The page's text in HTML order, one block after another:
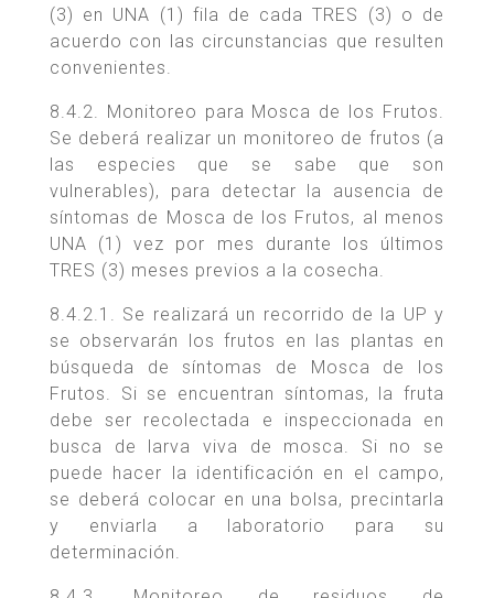
(3) en UNA (1) fila de cada TRES (3) o de
acuerdo con las circunstancias que resulten
convenientes.
8.4.2. Monitoreo para Mosca de los Frutos.
Se deberá realizar un monitoreo de frutos (a
las especies que se sabe que son
vulnerables), para detectar la ausencia de
síntomas de Mosca de los Frutos, al menos
UNA (1) vez por mes durante los últimos
TRES (3) meses previos a la cosecha.
8.4.2.1. Se realizará un recorrido de la UP y
se observarán los frutos en las plantas en
búsqueda de síntomas de Mosca de los
Frutos. Si se encuentran síntomas, la fruta
debe ser recolectada e inspeccionada en
busca de larva viva de mosca. Si no se
puede hacer la identificación en el campo,
se deberá colocar en una bolsa, precintarla
y enviarla a laboratorio para su
determinación.